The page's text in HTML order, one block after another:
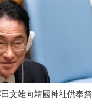
文雄向靖國神社供奉祭